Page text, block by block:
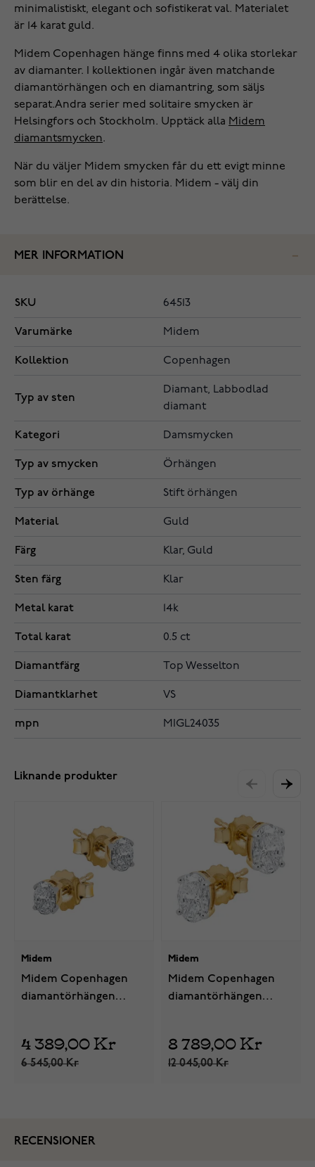
minimalistiskt, elegant och sofistikerat val. Materialet
är 14 karat guld.
Midem Copenhagen hänge finns med 4 olika storlekar
av diamanter. I kollektionen ingår även matchande
diamantörhängen och en diamantring, som säljs
separat.Andra serier med solitaire smycken är
Helsingfors och Stockholm. Upptäck alla Midem
diamantsmycken.
När du väljer Midem smycken får du ett evigt minne
som blir en del av din historia. Midem - välj din
berättelse.
MER INFORMATION
SKU 64513
Varumärke Midem
Kollektion Copenhagen
Typ av sten
Diamant, Labbodlad
diamant
Kategori Damsmycken
Typ av smycken Örhängen
Typ av örhänge Stift örhängen
Material Guld
Färg Klar, Guld
Sten färg Klar
Metal karat 14k
Total karat 0.5 ct
Diamantfärg Top Wesselton
Diamantklarhet VS
mpn MIGL24035
Liknande produkter
Midem
Midem Copenhagen
diamantörhängen
4 389,00 Kr
6 545,00 Kr
Midem
Midem Copenhagen
diamantörhängen
8 789,00 Kr
12 045,00 Kr
RECENSIONER